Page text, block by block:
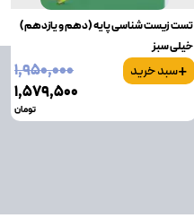
تست زیست شناسی پایه (دهم و یازدهم)
خیلی سبز
+سبد خرید
۱٬۹۵۰٬۰۰۰
۱٬۵۷۹٬۵۰۰
تومان